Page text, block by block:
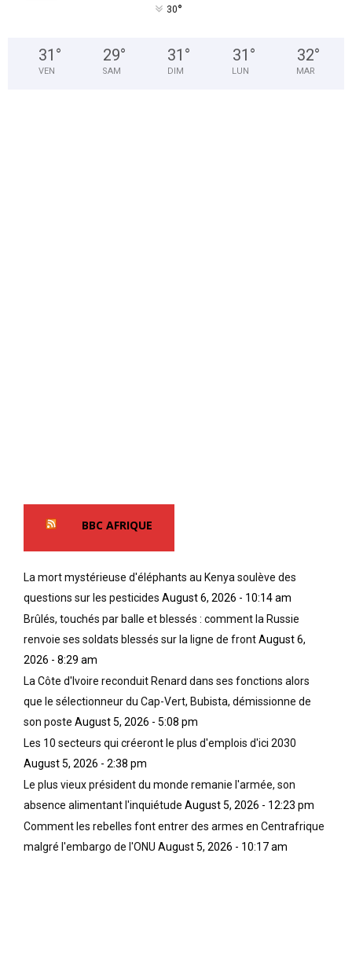
30°
31 °
VEN
29°
SAM
31 °
DIM
31 °
LUN
32°
MAR
BBC AFRIQUE
La mort mystérieuse d'éléphants au Kenya soulève des
questions sur les pesticides August 6, 2026 - 10:14 am
Brûlés, touchés par balle et blessés : comment la Russie
renvoie ses soldats blessés sur la ligne de frontAugust 6,
2026 - 8:29 am
La Côte d'Ivoire reconduit Renard dans ses fonctions alors
que le sélectionneur du Cap-Vert, Bubista, démissionne de
son poste August 5, 2026 - 5:08 pm
Les 10 secteurs qui créeront le plus d'emplois d'ici 2030
August 5, 2026 - 2:38 pm
Le plus vieux président du monde remanie l'armée, son
absence alimentant l'inquiétude August 5, 2026 - 12:23 pm
Comment les rebelles font entrer des armes en Centrafrique
malgré l'embargo de l'ONU August 5, 2026 - 10:17 am